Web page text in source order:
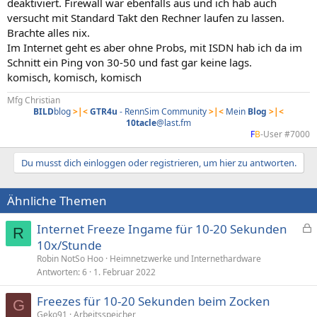
versucht mit Standard Takt den Rechner laufen zu lassen.
Brachte alles nix.
Im Internet geht es aber ohne Probs, mit ISDN hab ich da im
Schnitt ein Ping von 30-50 und fast gar keine lags.
komisch, komisch, komisch
Mfg Christian
BILDblog>|<GTR4u - RennSim Community>|< Mein Blog >|<
10tacle@last.fm
FB-User #7000​
Du musst dich einloggen oder registrieren, um hier zu antworten.
Ähnliche Themen
R
e
Internet Freeze Ingame für 10-20 Sekunden
10x/Stunde
Robin NotSo Hoo Heimnetzwerke und Internethardware
Antworten 6 1. Februar 2022
G Freezes für 10-20 Sekunden beim Zocken
Geko91
Arbeitsspeicher